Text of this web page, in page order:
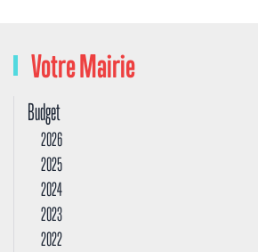
Votre Mairie
Budget
2026
2025
2024
2023
2022